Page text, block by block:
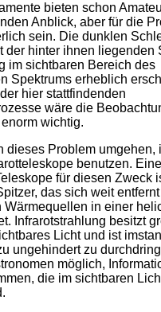
bieten schon
Anblick, aber für die
sein. Die dunklen
der hinter ihnen liegenden
im sichtbaren Bereich des
Spektrums erheblich
hier stattfindenden
wäre die
wichtig.
dieses Problem umgehen,
benutzen.
für diesen Zweck
das sich weit
Wärmequellen in einer
Infrarotstrahlung besitzt
Licht und ist
ungehindert zu
möglich,
die im sichtbaren